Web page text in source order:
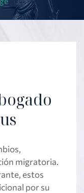
migratoria.
estos
por su